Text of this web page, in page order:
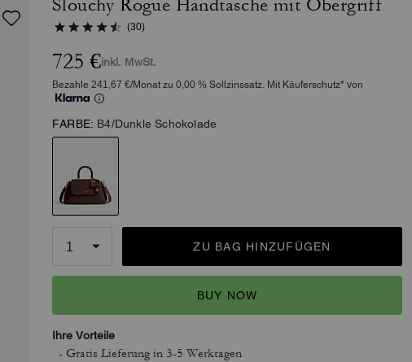
Slouchy Rogue Handtasche mit Obergriff
(30)
725 €inkl. MwSt.
Bezahle 241,67 €/Monat zu 0,00 % Sollzinssatz. Mit Käuferschutz* von
FARBE: B4/Dunkle Schokolade
ZU BAG HINZUFÜGEN
BUY NOW
Ihre Vorteile
- Gratis Lieferungin 3-5 Werktagen